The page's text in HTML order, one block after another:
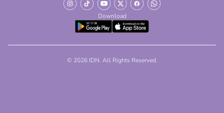
Download
© 2026 IDN. All Rights Reserved.